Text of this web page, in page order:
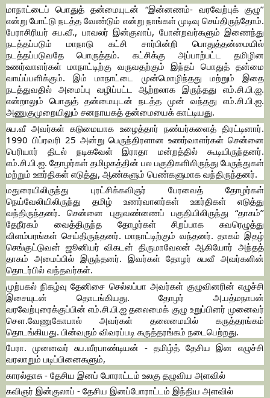
மாநாட்டைப் பொதுத் தன்மையுடன் “இன்னணம்- வரவேற்புக் குழு’’
என்று போட்டு நடத்த வேண்டும் என்று நாங்கள் முடிவு செய்திருந்தோம்.
பேராசிரியர் சுப.வீ., பாவலர் இன்குலாப், போன்றவர்களும் இணைந்து
நடத்தப்படும் மாநாடு கட்சி சார்பின்றி பொதுத்தன்மையில்
நடத்தப்படுவதே பொருத்தம். கட்சிக்கு அப்பாற்பட்ட தமிழின
உணர்வாளர்கள் மாநாட்டிற்கு வருவதற்கும் இந்தப் பொதுத் தன்மை
வாய்ப்பளிக்கும். இம் மாநாட்டை முன்மொழிந்தது மற்றும் இதை
நடத்துவதில் அமைப்பு வழிப்பட்ட ஆற்றலாக இருந்தது எம்.சி.பி.ஐ.
என்றாலும் பொதுத் தன்மையுடன் நடத்த முன் வந்தது எம்.சி.பி.ஐ.
அணுகுமுறையிலும் சனநாயகத் தன்மையைக் காட்டியது.
சுப.வீ அவர்கள் கடுமையாக உழைத்தார் நண்பர்களைத் திரட்டினார்.
1990 பிப்ரவரி 25 அன்று பெருந்திரளான உணர்வாளர்கள் சென்னை
பெரியார் திடல் நடிகவேள் இராதா மன்றத்தில் கூடியிருந்தனர்.
எம்.சி.பி.ஐ. தோழர்கள் தமிழகத்தின் பல பகுதிகளிலிருந்து பேருந்துகள்
மற்றும் ஊர்திகள் எடுத்து, ஆண்களும் பெண்களுமாக வந்திருந்தனர்.
மதுரையிலிருந்து புரட்சிக்கவிஞர் பேரவைத் தோழர்கள்
நெய்வேலியிலிருந்து தமிழ் உணர்வாளர்கள் ஊர்திகள் எடுத்து
வந்திருந்தனர். சென்னை புதுவண்ணைப் பகுதியிலிருந்து “தாகம்’’
தேநீரகம் வைத்திருந்த தோழர்கள் சிறப்பாக சுவரெழுத்து
விளம்பரங்கள் செய்திருந்தனர். மாநாட்டிற்கும் வந்தனர். தாகம் இதழ்
செங்குட்டுவன் ஜூனியர் விகடன் திருமாவேலன் ஆகியோர் அந்தத்
தாகம் அமைப்பில் இருந்தனர். இவர்கள் தோழர் சுபவீ அவர்களின்
தொடர்பில் வந்தவர்கள்.
முற்பகல் நிகழ்வு தேனிசை செல்லப்பா அவர்கள் குழுவினரின் எழுச்சி
இசையுடன் தொடங்கியது. தோழர் அ.பத்மநாபன்
வரவேற்புரைக்குப்பின் எம்.சி.பி.ஐ தலைமைக் குழு உறுப்பினர் முனைவர்
சௌ.வேணுகோபால் அவர்கள் தலைமையில் கருத்தரங்கம்
தொடங்கியது. பின்வரும் விவரப்படி கருத்தரங்கம் நடைபெற்றது.
பேரா. முனைவர் சுப.வீரபாண்டியன் - தமிழ்த் தேசிய இன எழுச்சி
வரலாறும் படிப்பினைகளும்,
காரல்தாசு - தேசிய இனப் போராட்டம் உலகு தழுவிய அளவில்
கவிஞர் இன்குலாப் - தேசிய இனப்போராட்டம் இந்திய அளவில்